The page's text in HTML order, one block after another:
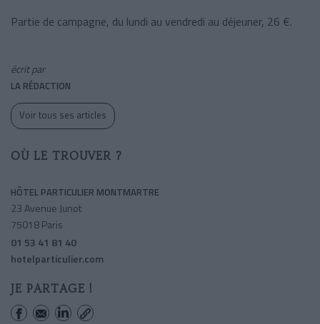
Partie de campagne, du lundi au vendredi au déjeuner, 26 €.
écrit par
LA RÉDACTION
Voir tous ses articles
OÙ LE TROUVER ?
HÔTEL PARTICULIER MONTMARTRE
23 Avenue Junot
75018 Paris
01 53 41 81 40
hotelparticulier.com
JE PARTAGE !